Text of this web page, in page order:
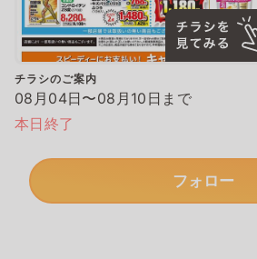
チラシのご案内
08月04日〜08月10日まで
本日終了
フォロー